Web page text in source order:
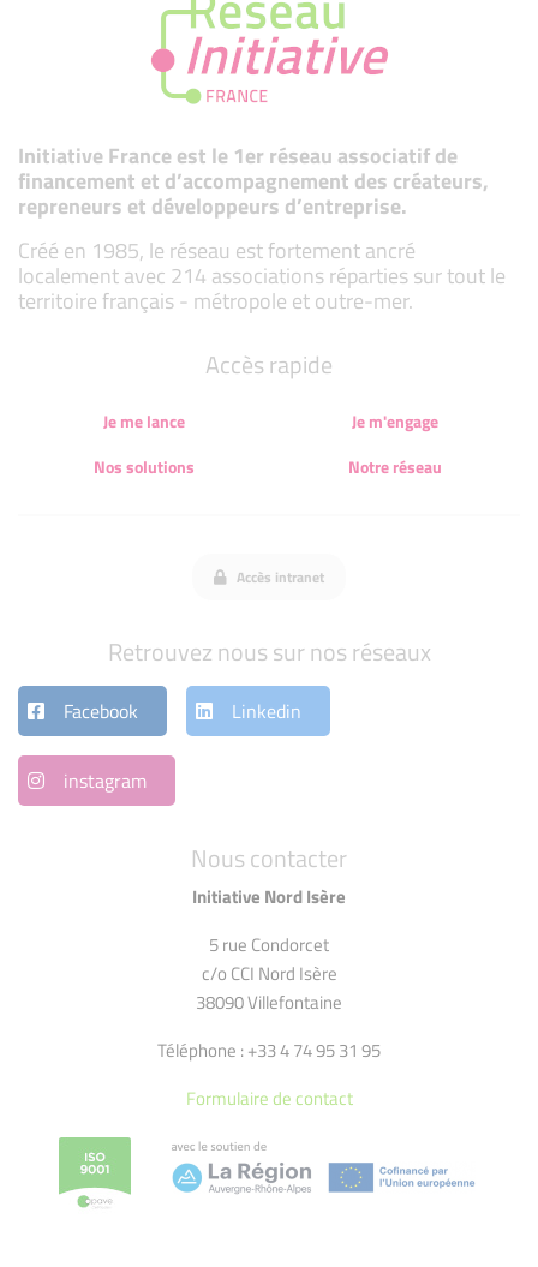
Initiative France est le 1er réseau associatif de
financement et d’accompagnement des créateurs,
repreneurs et développeurs d’entreprise.
Créé en 1985, le réseau est fortement ancré
localement avec 214 associations réparties sur tout le
territoire français - métropole et outre-mer.
Nous contacter
Initiative Nord Isère
5 rue Condorcet
c/o CCI Nord Isère
38090 Villefontaine
Téléphone : +33 4 74 95 31 95
Formulaire de contact
Accès rapide
Je me lance
Je m'engage
Nos solutions
Notre réseau
Accès intranet
Retrouvez nous sur nos réseaux
Facebook Linkedin
instagram